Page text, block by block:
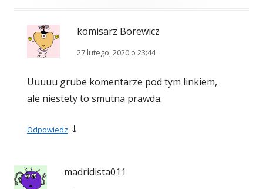
komisarz Borewicz
27 lutego, 2020 o 23:44
Uuuuu grube komentarze pod tym linkiem,
ale niestety to smutna prawda.
Odpowiedz ↓
madridista011